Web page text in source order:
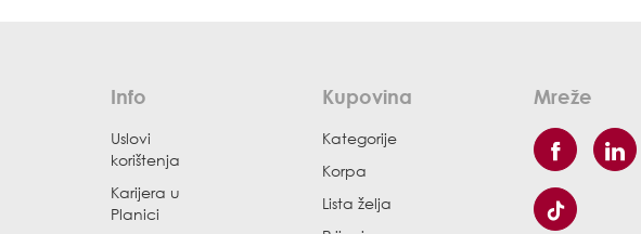
Info
Uslovi
korištenja
Karijera u
Planici
Kupovina
Kategorije
Korpa
Lista želja
Mreže